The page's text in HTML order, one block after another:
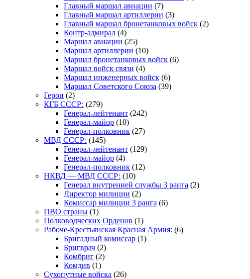
Главный маршал авиации (7)
Главный маршал артиллерии (3)
Главный маршал бронетанковых войск (2)
Контр-адмирал (4)
Маршал авиации (25)
Маршал артиллерии (10)
Маршал бронетанковых войск (6)
Маршал войск связи (4)
Маршал инженерных войск (6)
Маршал Советского Союза (39)
Герои (2)
КГБ СССР: (279)
Генерал-лейтенант (242)
Генерал-майор (10)
Генерал-полковник (27)
МВД СССР: (145)
Генерал-лейтенант (129)
Генерал-майор (4)
Генерал-полковник (12)
НКВД — МВД СССР: (10)
Генерал внутренней службы 3 ранга (2)
Директор милиции (2)
Комиссар милиции 3 ранга (6)
ПВО страны (1)
Полководческих Орденов (1)
Рабоче-Крестьянская Красная Армия: (6)
Бригадный комиссар (1)
Бригврач (2)
Комбриг (2)
Комдив (1)
Сухопутные войска (26)